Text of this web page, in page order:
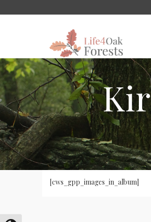
[cws_gpp_images_in_album]